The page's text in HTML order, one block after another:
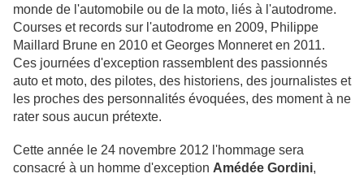
monde de l'automobile ou de la moto, liés à l'autodrome.
Courses et records sur l'autodrome en 2009, Philippe
Maillard Brune en 2010 et Georges Monneret en 2011.
Ces journées d'exception rassemblent des passionnés
auto et moto, des pilotes, des historiens, des journalistes et
les proches des personnalités évoquées, des moment à ne
rater sous aucun prétexte.
Cette année le 24 novembre 2012 l'hommage sera
consacré à un homme d'exception Amédée Gordini,